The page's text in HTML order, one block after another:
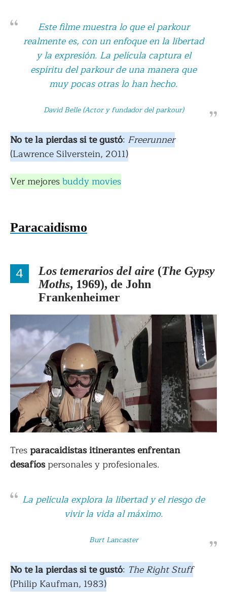
Este filme muestra lo que el parkour
realmente es, con un enfoque en la libertad
y la expresión. La película captura el
espíritu del parkour de una manera que
muy pocas otras lo han hecho.
David Belle (Actor y fundador del parkour)
No te la pierdas si te gustó: Freerunner
(Lawrence Silverstein, 2011)
Ver mejoresbuddy movies
Paracaidismo
4 Los temerarios del aire (The Gypsy
Moths, 1969), de John
Frankenheimer
Tres paracaidistas itinerantes enfrentan
desafíospersonales y profesionales.
La película explora la libertad y el riesgo de
vivir la vida al máximo.
Burt Lancaster
No te la pierdas si te gustó: The Right Stuff
(Philip Kaufman, 1983)